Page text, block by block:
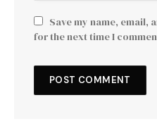
Save my name, email,
for the next time I